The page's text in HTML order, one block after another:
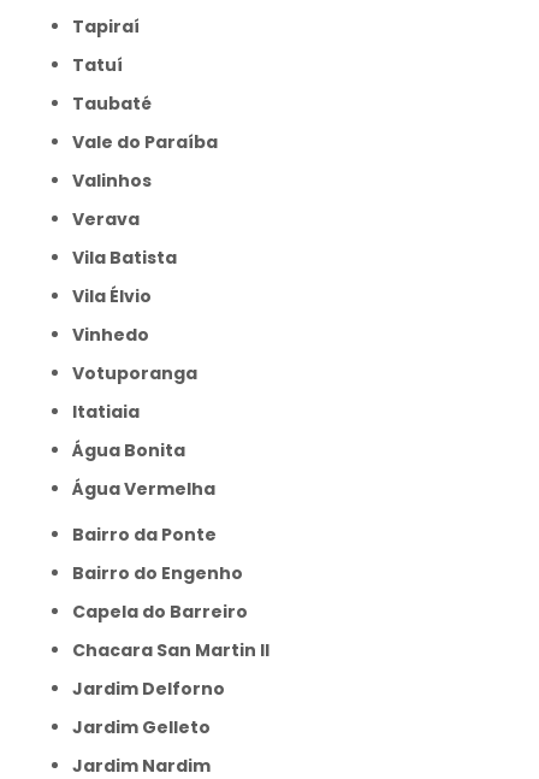
Tapiraí
Tatuí
Taubaté
Vale do Paraíba
Valinhos
Verava
Vila Batista
Vila Élvio
Vinhedo
Votuporanga
itatiaia
Água Bonita
Água Vermelha
Bairro da Ponte
Bairro do Engenho
Capela do Barreiro
Chacara San Martin II
Jardim Delforno
Jardim Gelleto
Jardim Nardim